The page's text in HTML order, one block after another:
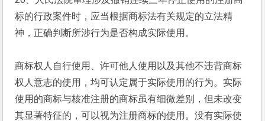
标的行政案件时，应当根据商标法有关规定的立法精
神，正确判断所涉行为是否构成实际使用。
商标权人自行使用、许可他人使用以及其他不违背商标
权人意志的使用，均可认定属于实际使用的行为。实际
使用的商标与核准注册的商标虽有细微差别，但未改变
其显著特征的，可以视为注册商标的使用。没有实际使